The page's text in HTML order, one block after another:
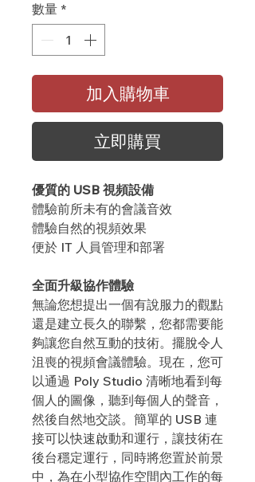
數量 *
加入購物車
立即購買
優質的 USB 視頻設備
體驗前所未有的會議音效
體驗自然的視頻效果
便於 IT 人員管理和部署
全面升級協作體驗​
無論您想提出一個有說服力的觀點
還是建立長久的聯繫，您都需要能
夠讓您自然互動的技術。擺脫令人
沮喪的視頻會議體驗。現在，您可
以通過 Poly Studio 清晰地看到每
個人的圖像，聽到每個人的聲音，
然後自然地交談。簡單的 USB 連
接可以快速啟動和運行，讓技術在
後台穩定運行，同時將您置於前景
中，為在小型協作空間內工作的每